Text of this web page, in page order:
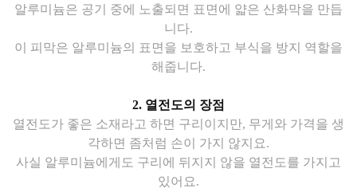
알루미늄은 공기 중에 노출되면 표면에 얇은 산화막을 만듭
니다.
이 피막은 알루미늄의 표면을 보호하고 부식을 방지 역할을
해줍니다.
2. 열전도의 장점
열전도가 좋은 소재라고 하면 구리이지만, 무게와 가격을 생
각하면 좀처럼 손이 가지 않지요.
사실 알루미늄에게도 구리에 뒤지지 않을 열전도를 가지고
있어요.